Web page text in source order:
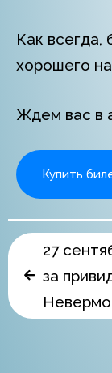
Как всегда,
хорошего
Ждем вас в
Купить
27
за